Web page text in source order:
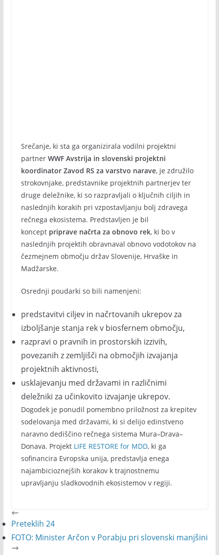
Srečanje, ki sta ga organizirala vodilni projektni
partner WWF Avstrija in slovenski projektni
koordinator Zavod RS za varstvo narave, je združilo
strokovnjake, predstavnike projektnih partnerjev ter
druge deležnike, ki so razpravljali o ključnih ciljih in
naslednjih korakih pri vzpostavljanju bolj zdravega
rečnega ekosistema. Predstavljen je bil
koncept priprave načrta za obnovo rek, ki bo v
naslednjih projektih obravnaval obnovo vodotokov na
čezmejnem območju držav Slovenije, Hrvaške in
Madžarske.
Osrednji poudarki so bili namenjeni:
predstavitvi ciljev in načrtovanih ukrepov za
izboljšanje stanja rek v biosfernem območju,
razpravi o pravnih in prostorskih izzivih,
povezanih z zemljišči na območjih izvajanja
projektnih aktivnosti,
usklajevanju med državami in različnimi
deležniki za učinkovito izvajanje ukrepov.
Dogodek je ponudil pomembno priložnost za krepitev
sodelovanja med državami, ki si delijo edinstveno
naravno dediščino rečnega sistema Mura–Drava–
Donava. Projekt LIFE RESTORE for MDD, ki ga
sofinancira Evropska unija, predstavlja enega
najambicioznejših korakov k trajnostnemu
upravljanju sladkovodnih ekosistemov v regiji.
Preteklih 24
FOTO: Minister Arčon v Porabju pri slovenski manjšini